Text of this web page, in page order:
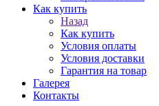
Как купить
Назад
Как купить
Условия оплаты
Условия доставки
Гарантия на товар
Галерея
Контакты